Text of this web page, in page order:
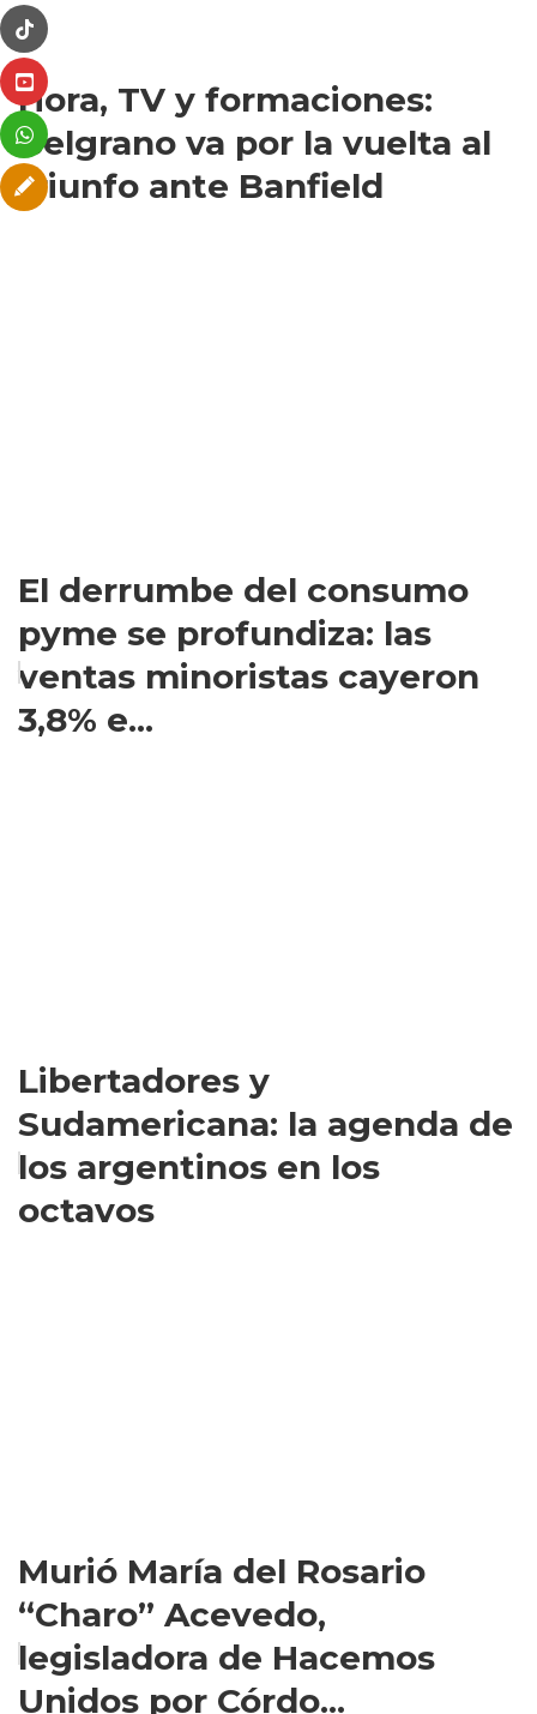
Hora, TV y formaciones:
Belgrano va por la vuelta al
triunfo ante Banfield
El derrumbe del consumo
pyme se profundiza: las
ventas minoristas cayeron
3,8% e...
Libertadores y
Sudamericana: la agenda de
los argentinos en los
octavos
Murió María del Rosario
“Charo” Acevedo,
legisladora de Hacemos
Unidos por Córdo...